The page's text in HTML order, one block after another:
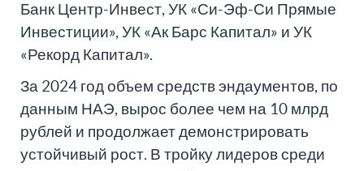
Банк Центр-Инвест, УК «Си-Эф-Си Прямые
Инвестиции», УК «Ак Барс Капитал» и УК
«Рекорд Капитал».
За 2024 год объем средств эндаументов, по
данным НАЭ, вырос более чем на 10 млрд
рублей и продолжает демонстрировать
устойчивый рост. В тройку лидеров среди